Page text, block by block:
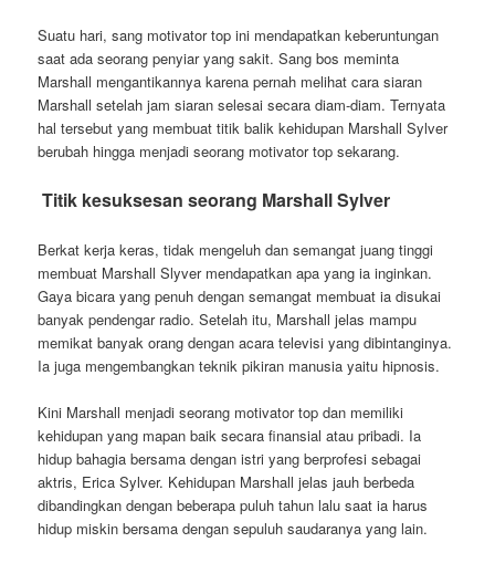
Suatu hari, sang motivator top ini mendapatkan keberuntungan
saat ada seorang penyiar yang sakit. Sang bos meminta
Marshall mengantikannya karena pernah melihat cara siaran
Marshall setelah jam siaran selesai secara diam-diam. Ternyata
hal tersebut yang membuat titik balik kehidupan Marshall Sylver
berubah hingga menjadi seorang motivator top sekarang.
Titik kesuksesan seorang Marshall Sylver
Berkat kerja keras, tidak mengeluh dan semangat juang tinggi
membuat Marshall Slyver mendapatkan apa yang ia inginkan.
Gaya bicara yang penuh dengan semangat membuat ia disukai
banyak pendengar radio. Setelah itu, Marshall jelas mampu
memikat banyak orang dengan acara televisi yang dibintanginya.
Ia juga mengembangkan teknik pikiran manusia yaitu hipnosis.
Kini Marshall menjadi seorang motivator top dan memiliki
kehidupan yang mapan baik secara finansial atau pribadi. Ia
hidup bahagia bersama dengan istri yang berprofesi sebagai
aktris, Erica Sylver. Kehidupan Marshall jelas jauh berbeda
dibandingkan dengan beberapa puluh tahun lalu saat ia harus
hidup miskin bersama dengan sepuluh saudaranya yang lain.